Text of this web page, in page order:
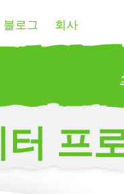
블로그 회사
프